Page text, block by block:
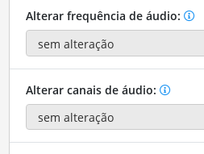
Alterar frequência de áudio:
Alterar canais de áudio: